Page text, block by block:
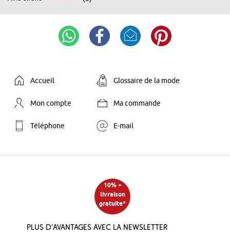
Accueil Glossaire de la mode
Mon compte Ma commande
Téléphone E-mail
10% +
livraison
gratuite*
Plus d’avantages avec la newsletter